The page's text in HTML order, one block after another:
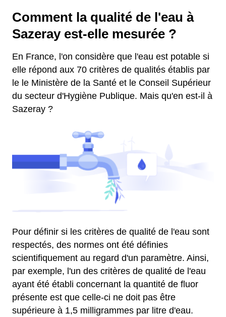
Comment la qualité de l'eau à
Sazeray est-elle mesurée ?
En France, l'on considère que l'eau est potable si
elle répond aux 70 critères de qualités établis par
le le Ministère de la Santé et le Conseil Supérieur
du secteur d'Hygiène Publique. Mais qu'en est-il à
Sazeray ?
Pour définir si les critères de qualité de l'eau sont
respectés, des normes ont été définies
scientifiquement au regard d'un paramètre. Ainsi,
par exemple, l'un des critères de qualité de l'eau
ayant été établi concernant la quantité de fluor
présente est que celle-ci ne doit pas être
supérieure à 1,5 milligrammes par litre d'eau.